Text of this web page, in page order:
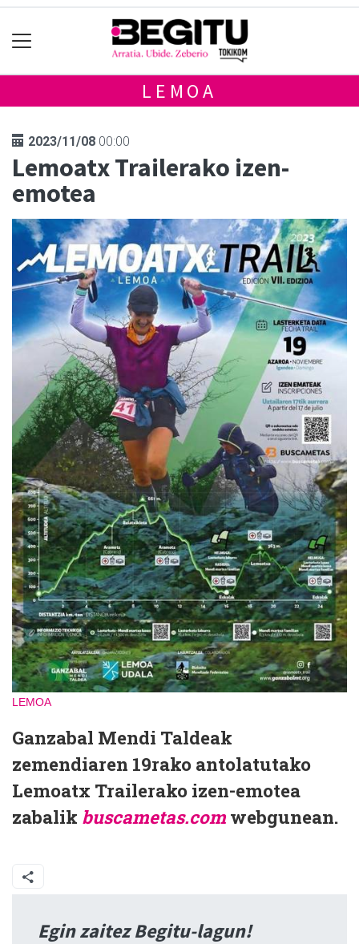
LEMOA
2023/11/08 00:00
Lemoatx Trailerako izen-
emotea
LEMOA
Ganzabal Mendi Taldeak
zemendiaren 19rako antolatutako
Lemoatx Trailerako izen-emotea
zabalik buscametas.com webgunean.
Egin zaitez Begitu-lagun!